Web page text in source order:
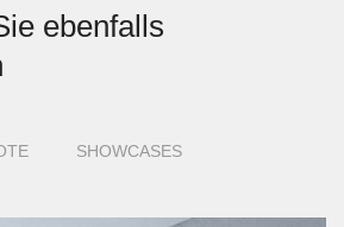
ebenfalls
SHOWCASES